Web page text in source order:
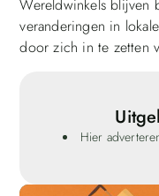
Wereldwinkels blijven
veranderingen in
door zich in te zetten
Hier